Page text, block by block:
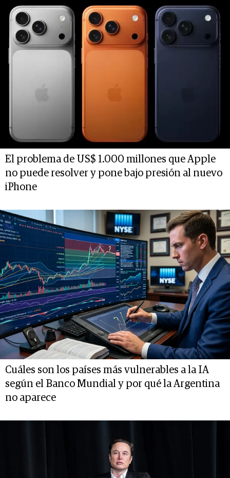
El problema de US$ 1.000 millones que Apple
no puede resolver y pone bajo presión al nuevo
iPhone
Cuáles son los países más vulnerables a la IA
según el Banco Mundial y por qué la Argentina
no aparece